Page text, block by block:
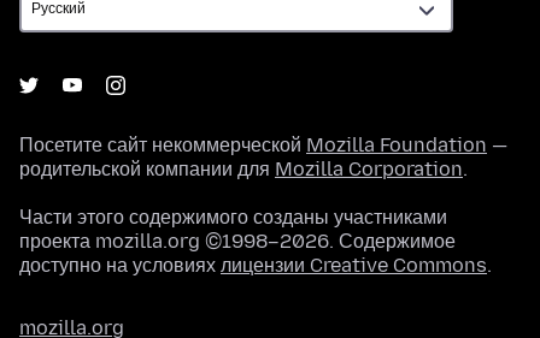
Посетите сайт некоммерческой Mozilla Foundation —
родительской компании для Mozilla Corporation.
Части этого содержимого созданы участниками
проекта mozilla.org ©1998–2026. Содержимое
доступно на условиях лицензии Creative Commons.
mozilla.org